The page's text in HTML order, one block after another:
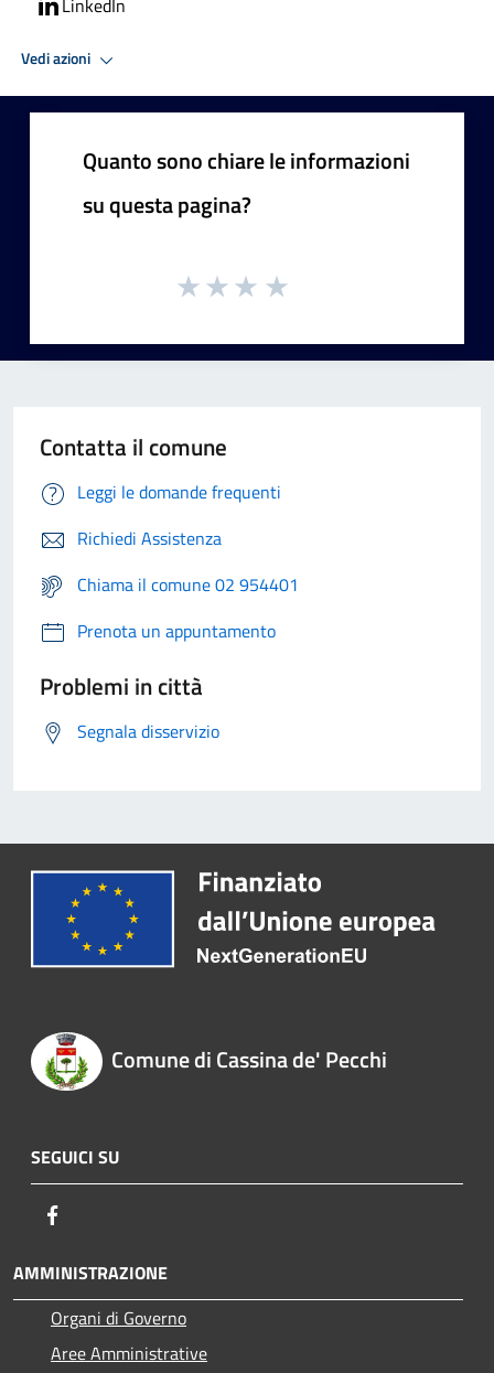
Vedi azioni
Quanto sono chiare le informazioni
su questa pagina?
Contatta il comune
Leggi le domande frequenti
Richiedi Assistenza
Chiama il comune 02 954401
Prenota un appuntamento
Problemi in città
Segnala disservizio
Comune di Cassina de' Pecchi
SEGUICI SU
AMMINISTRAZIONE
Organi di Governo
Aree Amministrative